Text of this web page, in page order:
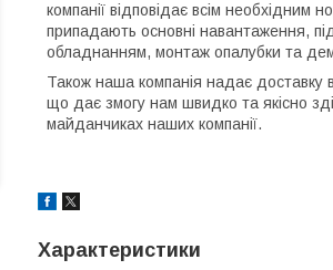
компанії відповідає всім
припадають основні навантаження,
обладнанням, монтаж опалубки та
Також наша компанія надає доставку
що дає змогу нам швидко та якісно
майданчиках наших компанії.
Характеристики